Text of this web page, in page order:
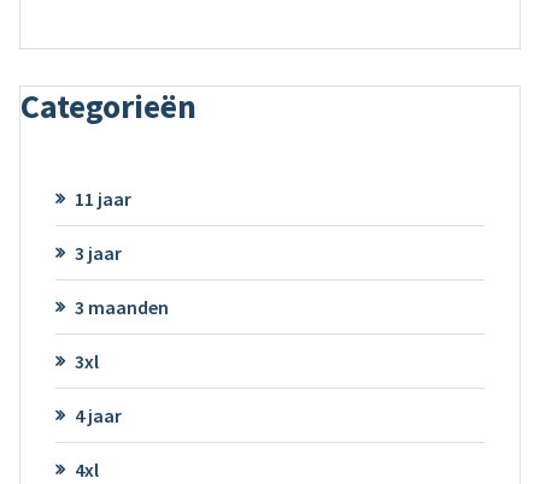
Categorieën
11 jaar
3 jaar
3 maanden
3xl
4 jaar
4xl